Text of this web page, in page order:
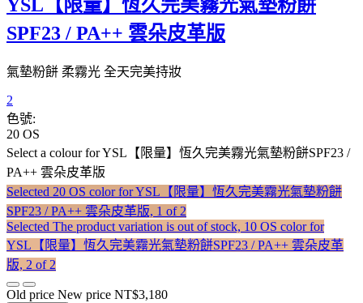
YSL【限量】恆久完美霧光氣墊粉餅
SPF23 / PA++ 雲朵皮革版
氣墊粉餅 柔霧光 全天完美持妝
2
色號:
20 OS
Select a colourfor YSL【限量】恆久完美霧光氣墊粉餅SPF23 /
PA++ 雲朵皮革版
Selected 20 OS color for YSL【限量】恆久完美霧光氣墊粉餅
SPF23 / PA++ 雲朵皮革版, 1 of 2
Selected The product variation is out of stock, 10 OS color for
YSL【限量】恆久完美霧光氣墊粉餅SPF23 / PA++ 雲朵皮革
版, 2 of 2
Old price New price NT$3,180